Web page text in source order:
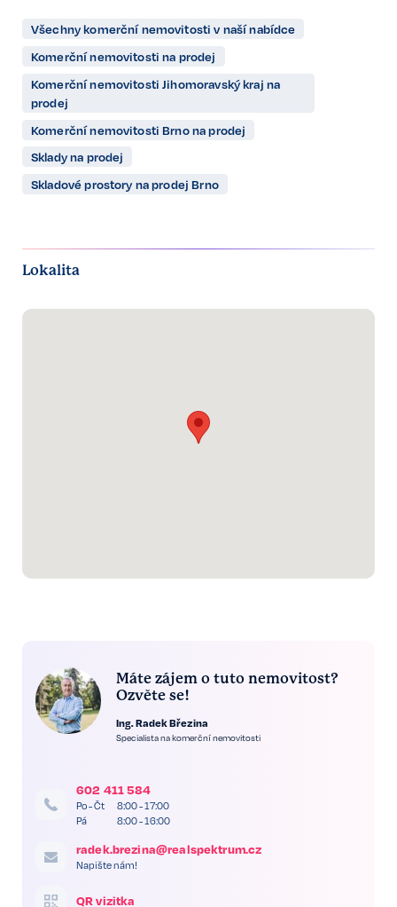
Všechny komerční nemovitosti v naší nabídce
Komerční nemovitosti na prodej
Komerční nemovitosti Jihomoravský kraj na
prodej
Komerční nemovitosti Brno na prodej
Sklady na prodej
Skladové prostory na prodej Brno
Lokalita
Máte zájem o tuto nemovitost?
Ozvěte se!
Ing. Radek Březina
Specialista na komerční nemovitosti
602 411 584
Po - Čt
8:00 - 17:00
Pá
8:00 - 16:00
radek.brezina@realspektrum.cz
Napište nám!
QR vizitka